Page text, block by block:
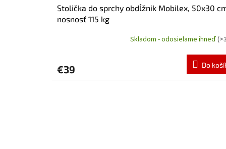
Stolička do sprchy obdĺžnik Mobilex, 50x30
nosnosť 115 kg
je
5,0
Skladom - odosielame ihneď
€39 Do